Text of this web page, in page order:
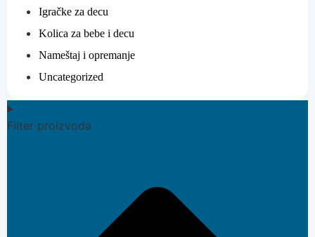
Igračke za decu
Kolica za bebe i decu
Nameštaj i opremanje
Uncategorized
Filter proizvoda